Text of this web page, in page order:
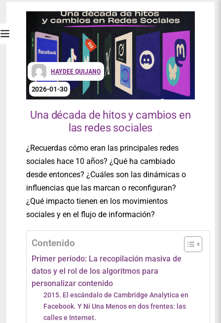
HAYDEE QUIJANO
2026-01-30
Una década de hitos y cambios en
las redes sociales
¿Recuerdas cómo eran las principales redes
sociales hace 10 años? ¿Qué ha cambiado
desde entonces? ¿Cuáles son las dinámicas o
influencias que las marcan o reconfiguran?
¿Qué impacto tienen en los movimientos
sociales y en el flujo de información?
Contenido
Primer periodo: La recopilación masiva de
datos y el rol de los algoritmos para
personalizar contenido
2015. El escándalo de Cambridge Analytica en
Facebook. Y Ni Una Menos en dos frentes: las
calles e Internet.